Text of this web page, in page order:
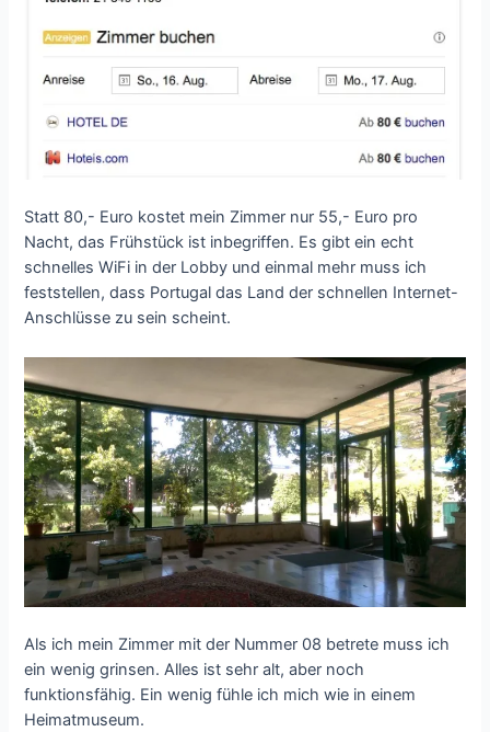
Statt 80,- Euro kostet mein Zimmer nur 55,- Euro pro
Nacht, das Frühstück ist inbegriffen. Es gibt ein echt
schnelles WiFi in der Lobby und einmal mehr muss ich
feststellen, dass Portugal das Land der schnellen Internet-
Anschlüsse zu sein scheint.
Als ich mein Zimmer mit der Nummer 08 betrete muss ich
ein wenig grinsen. Alles ist sehr alt, aber noch
funktionsfähig. Ein wenig fühle ich mich wie in einem
Heimatmuseum.